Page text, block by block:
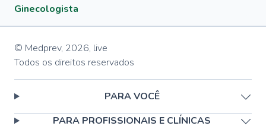
Ginecologista
© Medprev, 2026, live
Todos os direitos reservados
PARA VOCÊ
PARA PROFISSIONAIS E CLÍNICAS